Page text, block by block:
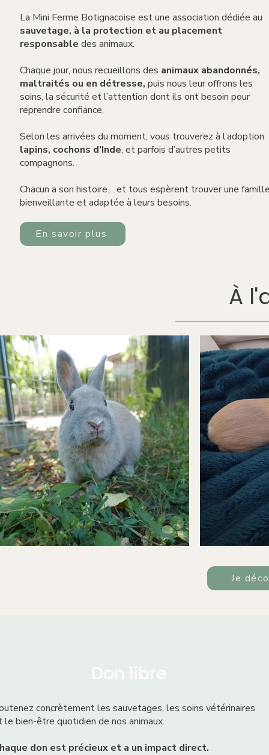
La Mini Ferme Botignacoise est une association dédiée au
sauvetage, à la protection et au placement
responsable des animaux.
Chaque jour, nous recueillons des animaux abandonnés,
maltraités ou en détresse, puis nous leur offrons les
soins, la sécurité et l’attention dont ils ont besoin pour
reprendre confiance.
Selon les arrivées du moment, vous trouverez à l’adoption
lapins, cochons d’Inde, et parfois d’autres petits
compagnons.
Chacun a son histoire… et tous espèrent trouver une
bienveillante et adaptée à leurs besoins.
En savoir plus
À
Je
concrètement les sauvetages, les soins vétérinaires
le bien-être quotidien de nos animaux.
don est précieux et a un impact direct.